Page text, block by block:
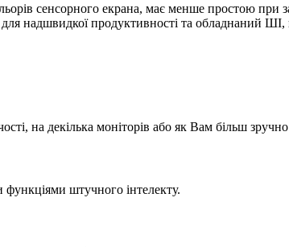
сенсорного екрана, має менше простою при
надшвидкої продуктивності та обладнаний
на декілька моніторів або як Вам більш зручно
штучного інтелекту.